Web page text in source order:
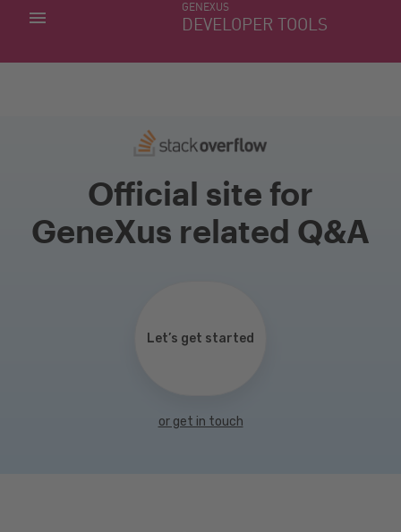
GENEXUS
DEVELOPER TOOLS
MIS APLICACIONES
Official site for
GeneXus related Q&A
Let’s get started
or get in touch